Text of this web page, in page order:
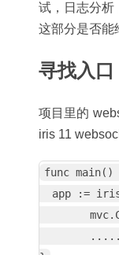
试，日志分析
这部分是否能
寻找入口
项目里的
iris 11
func main()
app :=
        .....